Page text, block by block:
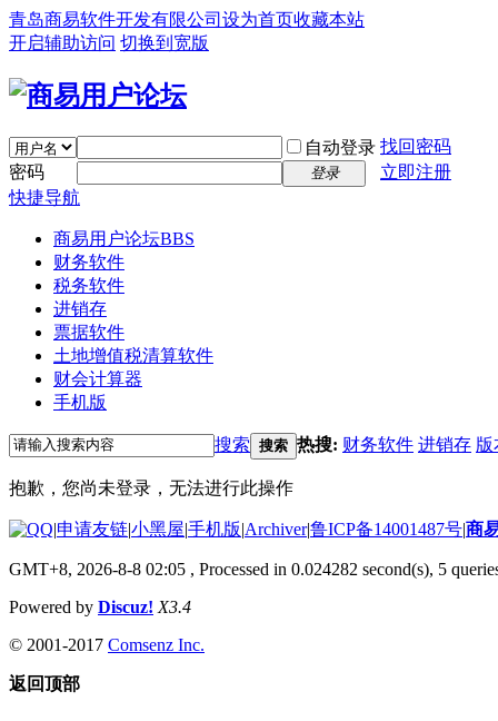
青岛商易软件开发有限公司 设为首页收藏本站
开启辅助访问 切换到宽版
自动登录 找回密码
密码
登录
立即注册
快捷导航
商易用户论坛BBS
财务软件
税务软件
进销存
票据软件
土地增值税清算软件
财会计算器
手机版
搜索 搜索 热搜: 财务软件 进销存 版
抱歉，您尚未登录，无法进行此操作
|申请友链|小黑屋|手机版|Archiver|鲁ICP备14001487号|商
GMT+8, 2026-8-8 02:05 , Processed in 0.024282 second(s), 5
Powered by Discuz! X3.4
© 2001-2017 Comsenz Inc.
返回顶部